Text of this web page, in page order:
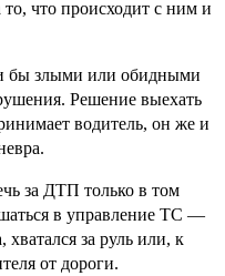
то, что происходит с ним и
бы злыми или обидными
Решение выехать
водитель, он же и
за ДТП только в том
в управление ТС —
хватался за руль или, к
от дороги.